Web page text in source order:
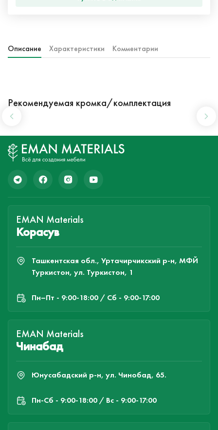
Описание Характеристики Комментарии
Рекомендуемая кромка/комплектация
EMAN Materials
Корасув
Ташкентская обл., Уртачирчикский р-н, МФЙ
Туркистон, ул. Туркистон, 1
Пн–Пт - 9:00-18:00 / Сб - 9:00-17:00
EMAN Materials
Чинабад
Юнусабадский р-н, ул. Чинобад, 65.
Пн-Cб - 9:00-18:00 / Вс - 9:00-17:00